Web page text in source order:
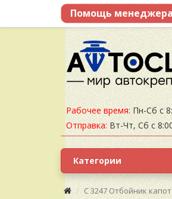
Рабочее время: Пн-Сб с
Отправка: Вт-Чт, Сб с
Категории
C 3247 Отбойник